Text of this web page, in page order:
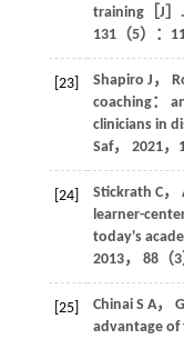
training［J］.
131（5）：
[23] Shapiro J ，
coaching：
clinicians in
Saf， 2021，
[24] Stickrath C，
learner-
today's
2013， 88（3
[25] Chinai S A，
advantage of